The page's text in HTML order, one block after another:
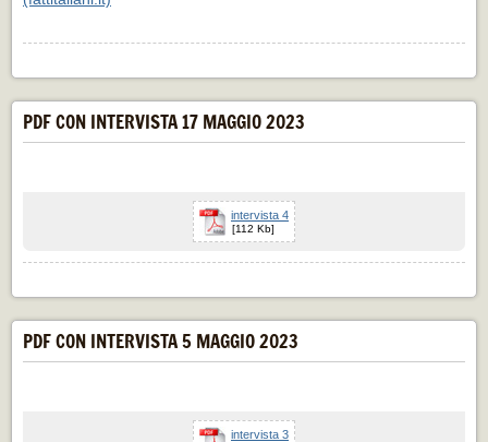
PDF CON INTERVISTA 17 MAGGIO 2023
intervista 4
[112 Kb]
PDF CON INTERVISTA 5 MAGGIO 2023
intervista 3